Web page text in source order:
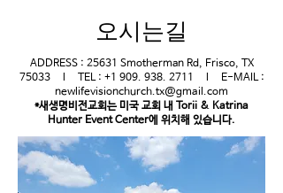
​오시는길
ADDRESS : 25631 Smotherman Rd, Frisco, TX
75033 l TEL : +1 909. 938. 2711
l E-MAIL :
newlifevisionchurch.tx@gmail.com
*​새생명비전교회는 미국 교회 내 Torii & Katrina
Hunter Event Center에 위치해 있습니다.